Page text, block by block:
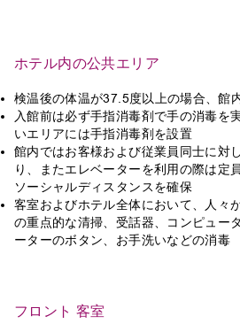
ホテル内の公共エリア
検温後の体温が37.5度以上の場合、館
入館前は必ず手指消毒剤で手の消毒を
いエリアには手指消毒剤を設置
館内ではお客様および従業員同士に対
り、またエレベーターを利用の際は定
ソーシャルディスタンスを確保
客室およびホテル全体において、人々
の重点的な清掃、受話器、コンピュー
ーターのボタン、お手洗いなどの消毒
フロント 客室